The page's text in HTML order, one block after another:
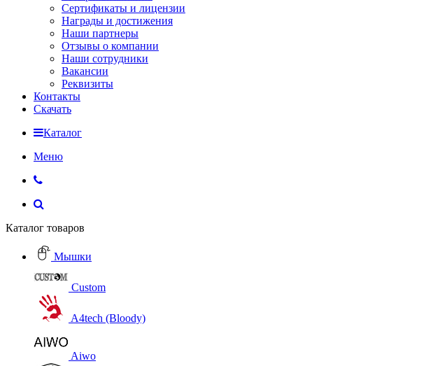
Сертификаты и лицензии
Награды и достижения
Наши партнеры
Отзывы о компании
Наши сотрудники
Вакансии
Реквизиты
Контакты
Скачать
Каталог
Меню
Каталог товаров
Мышки
Custom
A4tech (Bloody)
Aiwo